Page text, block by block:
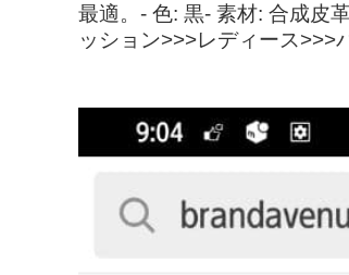
最適。- 色: 黒- 素材: 合成皮
ッション>>>レディース>>>